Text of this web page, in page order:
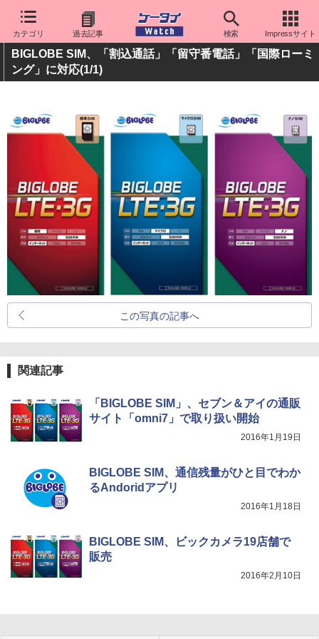
カテゴリ 過去記事 検索 Impressサイト
BIGLOBE SIM、「割込通話」「留守番電話」「国際ローミ
ング」に対応(1/1)
この写真の記事へ
関連記事
「BIGLOBE SIM」、セブン＆アイの通販
サイト「omni7」で取り扱い開始
2016年1月19日
BIGLOBE SIM、通信残量がひと目でわか
るAndoridアプリ
2016年1月18日
BIGLOBE SIM、ビックカメラ19店舗で
販売
2016年2月10日